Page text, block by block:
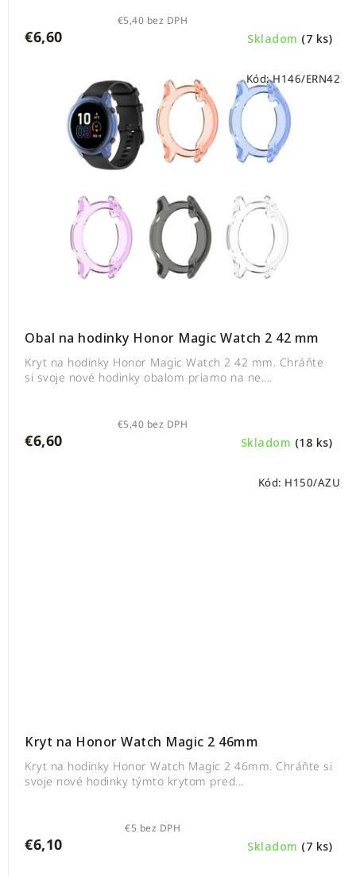
Skladom (7 ks)
€5,40 bez DPH
€6,60
Obal na hodinky Honor Magic Watch 2 42 mm
Skladom (18 ks)
€5,40 bez DPH
€6,60
Kryt na hodinky Honor Magic Watch 2 42 mm. Chráňte
si svoje nové hodinky obalom priamo na ne....
Kód:H146/ERN42
Kryt na Honor Watch Magic 2 46mm
Skladom (7 ks)
€5 bez DPH
€6,10
Kryt na hodinky Honor Watch Magic 2 46mm. Chráňte si
svoje nové hodinky týmto krytom pred...
Kód: H150/AZU